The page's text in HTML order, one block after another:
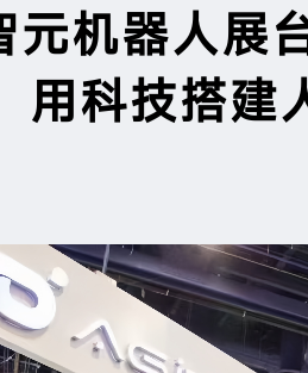
元机器人展
用科技搭建